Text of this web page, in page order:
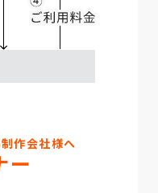
作会社様へ
ー